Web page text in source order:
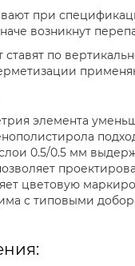
при
возникнут
по
элемента
0.5/0.5 мм
цветовую
с типовыми